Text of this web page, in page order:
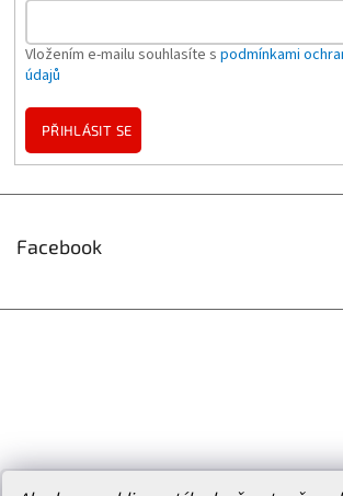
Vložením e-mailu souhlasíte s podmínkami
údajů
PŘIHLÁSIT SE
Facebook